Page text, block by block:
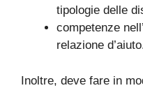
tipologie delle
competenze
relazione
Inoltre, deve fare in